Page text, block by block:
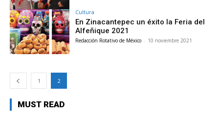
Cultura
En Zinacantepec un éxito la Feria del
Alfeñique 2021
Redacción Rotativo de México - 10 noviembre 2021
1 2
MUST READ